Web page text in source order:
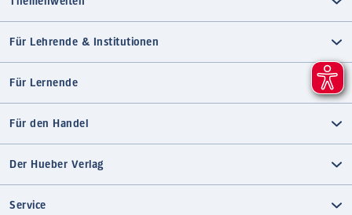
Für Lehrende & Institutionen
Für Lernende
Für den Handel
Der Hueber Verlag
Service